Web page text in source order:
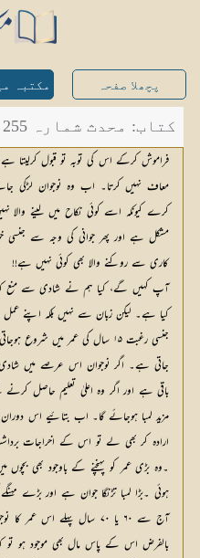
پچھلا صفحہ مکتبہ
کتاب: محدث شمارہ 255 - صفحہ 63
فراموش کرکے اس کی توبہ تو قبول کرلیتا
معاف نہیں کرتا۔ اب وہ نوجوان لڑکی
کرے کیونکہ اسے کوئی نکاح میں لینے
مشکل ہے اور پھر جوانی کی وجہ سے جنسی
کاری سے روکنے والا بھی کوئی نہیں ہے!!
آپ کہیں گے، کیا ہم نے شادی سے
کیا ہے۔ لیکن زبان سے نہیں بلکہ اپنے
جاتی ہے۔ اگر نوجوان اس عرصے میں شادی
باقی ہے اور اگر وہ اعلیٰ تعلیم حاصل
مزید لمبا ہوجائے گا۔ اب بتائیے اس
ارادہ کر بھی لے تو اس کے اخراجات
۔وہ بڑی عمر کو پہنچنے کے باوجود بھی
ہوئی ۔بڑا لمبا تڑنگا جوان ہے اور بڑے
آج سے ۶۰ یا ۷۰ سال پہلے اس
بالفرض اس کے پاس مال بھی موجود ہو